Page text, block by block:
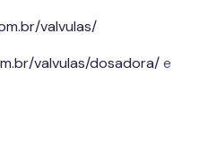
valvulas/
valvulas/dosadora/e